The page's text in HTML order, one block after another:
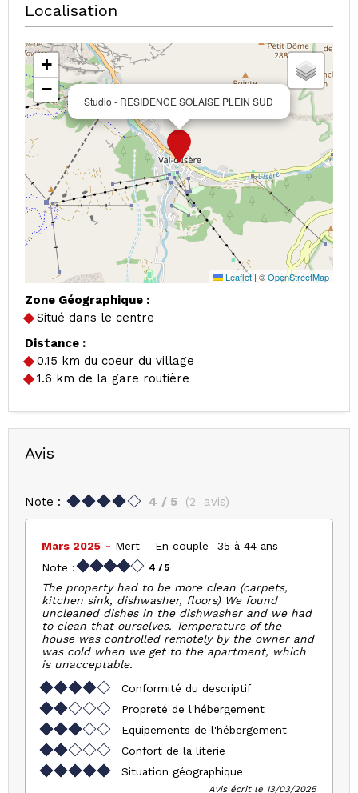
Localisation
Studio - RESIDENCE SOLAISE PLEIN SUD
+
−
Leaflet|©OpenStreetMap
Zone Géographique :
Situé dans le centre
Distance :
0.15 km du coeur du village
1.6 km de la gare routière
Avis
Note : 4 / 5 (2 avis)
Mars 2025 Mert En couple
35 à 44 ans
Note :
4 / 5
The property had to be more clean (carpets,
kitchen sink, dishwasher, floors) We found
uncleaned dishes in the dishwasher and we had
to clean that ourselves. Temperature of the
house was controlled remotely by the owner and
was cold when we get to the apartment, which
is unacceptable.
Conformité du descriptif
Propreté de l'hébergement
Equipements de l'hébergement
Confort de la literie
Situation géographique
Avis écrit le 13/03/2025